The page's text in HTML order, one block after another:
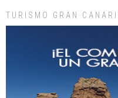
Gato manso encontrado
TURISMO GRAN